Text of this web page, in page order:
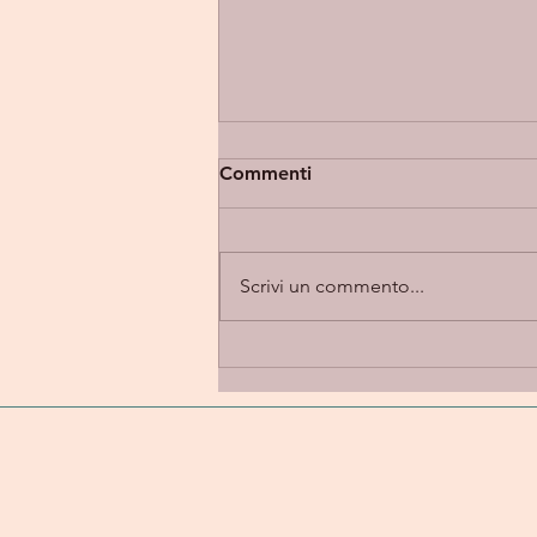
introspezione e alternative
rock in una dimensione
Commenti
Scrivi un commento...